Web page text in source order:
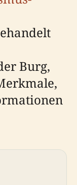
Burg,